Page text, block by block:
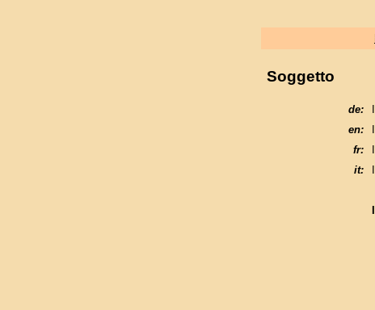
Soggetto
de:
en:
fr:
it: